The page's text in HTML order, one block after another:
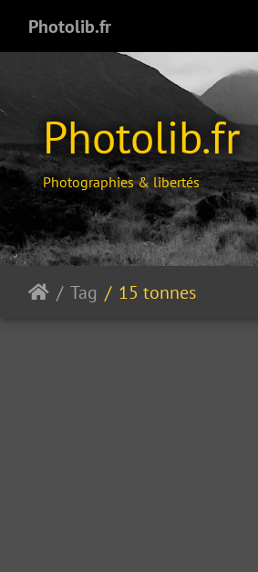
Photolib.fr
Photolib.fr
Photographies & libertés
Tag 15 tonnes